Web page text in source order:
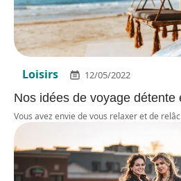
Loisirs 12/05/2022
Nos idées de voyage détente
Vous avez envie de vous relaxer et de